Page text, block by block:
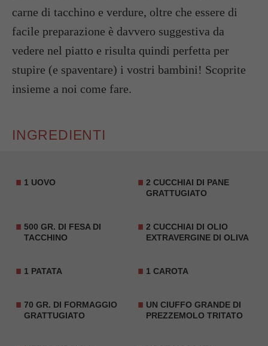
carne di tacchino e verdure, oltre che essere di
facile preparazione è davvero suggestiva da
vedere nel piatto e risulta quindi perfetta per
stupire (e spaventare) i vostri bambini! Scoprite
insieme a noi come fare.
INGREDIENTI
1 UOVO
2 CUCCHIAI DI PANE
GRATTUGIATO
500 GR. DI FESA DI
TACCHINO
2 CUCCHIAI DI OLIO
EXTRAVERGINE DI OLIVA
1 PATATA 1 CAROTA
70 GR. DI FORMAGGIO
GRATTUGIATO
UN CIUFFO GRANDE DI
PREZZEMOLO TRITATO